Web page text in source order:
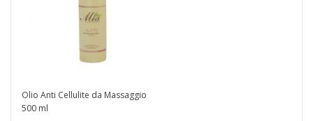
Olio Anti Cellulite da Massaggio
500 ml